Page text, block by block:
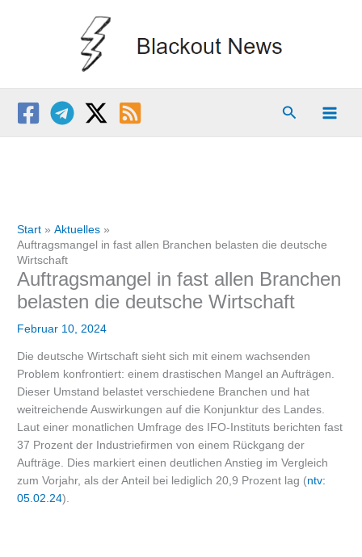
Suchen
Start
Aktuelles
Auftragsmangel in fast allen Branchen belasten die deutsche
Wirtschaft
Auftragsmangel in fast allen Branchen
belasten die deutsche Wirtschaft
Februar 10, 2024
Die deutsche Wirtschaft sieht sich mit einem wachsenden
Problem konfrontiert: einem drastischen Mangel an Aufträgen.
Dieser Umstand belastet verschiedene Branchen und hat
weitreichende Auswirkungen auf die Konjunktur des Landes.
Laut einer monatlichen Umfrage des IFO-Instituts berichten fast
37 Prozent der Industriefirmen von einem Rückgang der
Aufträge. Dies markiert einen deutlichen Anstieg im Vergleich
zum Vorjahr, als der Anteil bei lediglich 20,9 Prozent lag (ntv:
05.02.24).